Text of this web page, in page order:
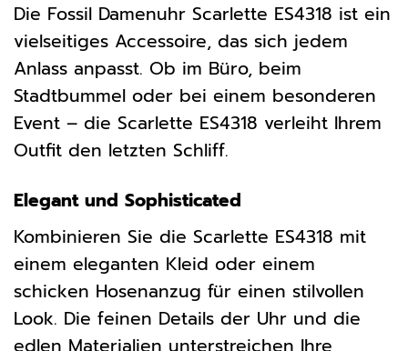
Die Fossil Damenuhr Scarlette ES4318 ist ein
vielseitiges Accessoire, das sich jedem
Anlass anpasst. Ob im Büro, beim
Stadtbummel oder bei einem besonderen
Event – die Scarlette ES4318 verleiht Ihrem
Outfit den letzten Schliff.
Elegant und Sophisticated
Kombinieren Sie die Scarlette ES4318 mit
einem eleganten Kleid oder einem
schicken Hosenanzug für einen stilvollen
Look. Die feinen Details der Uhr und die
edlen Materialien unterstreichen Ihre